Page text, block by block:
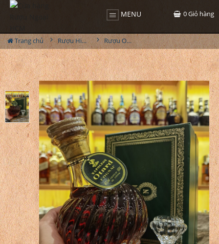
MENU 0Giỏ hàng
Trang chủ Rượu Hiếm - Cũ Rượu Otard Napoleon Full Box 1980